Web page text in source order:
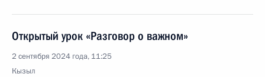
Открытый урок «Разговор о важном»
2 сентября 2024 года, 11:25
Кызыл